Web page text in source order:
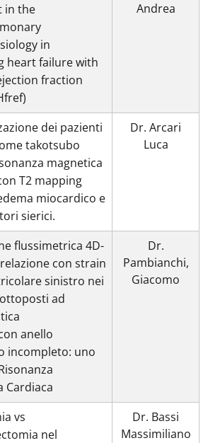
in the
in
heart failure with
fraction
Andrea
dei pazienti
takotsubo
magnetica
T2 mapping
miocardico e
sierici.
Dr. Arcari
Luca
flussimetrica 4D-
con strain
sinistro nei
ad
anello
incompleto: uno
Cardiaca
Dr.
Pambianchi,
Giacomo
vs
nel
Dr. Bassi
Massimiliano